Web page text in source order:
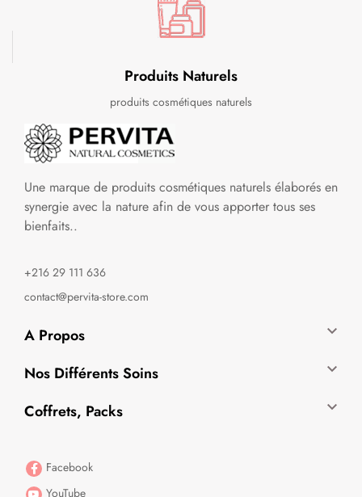
Produits Naturels
produits cosmétiques naturels
Une marque de produits cosmétiques naturels élaborés en
synergie avec la nature afin de vous apporter tous ses
bienfaits..
+216 29 111 636
contact@pervita-store.com
A Propos 
Nos Différents Soins 
Coffrets, Packs 
Facebook
YouTube